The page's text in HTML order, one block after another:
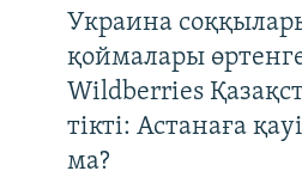
Украина
қоймалары
Wildberries
тікті: Астанаға
ма?